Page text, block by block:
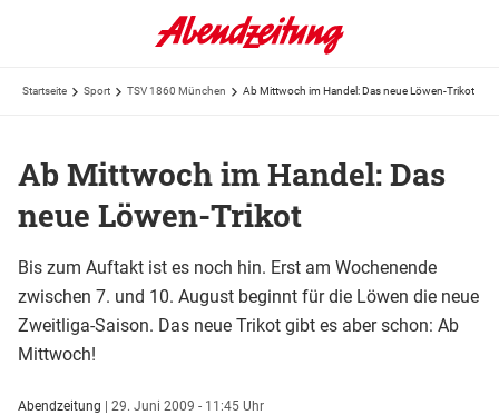
Startseite Sport TSV 1860 München Ab Mittwoch im Handel: Das neue Löwen-Trikot
Ab Mittwoch im Handel: Das
neue Löwen-Trikot
Bis zum Auftakt ist es noch hin. Erst am Wochenende
zwischen 7. und 10. August beginnt für die Löwen die neue
Zweitliga-Saison. Das neue Trikot gibt es aber schon: Ab
Mittwoch!
Abendzeitung | 29. Juni 2009 - 11:45 Uhr